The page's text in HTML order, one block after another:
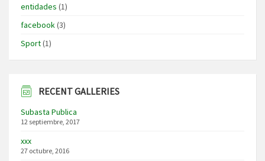
entidades (1)
facebook(3)
Sport(1)
RECENT GALLERIES
Subasta Publica
12 septiembre, 2017
xxx
27 octubre, 2016